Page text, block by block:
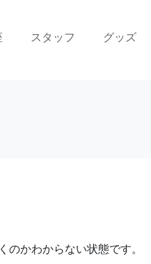
スタッフ グッズ
かわからない状態です。